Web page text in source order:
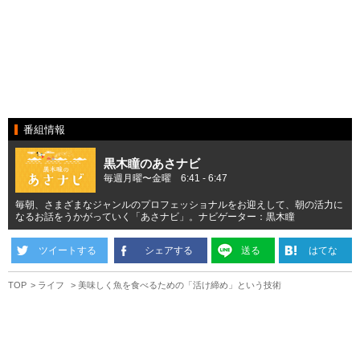
番組情報
黒木瞳のあさナビ
毎週月曜〜金曜 6:41 - 6:47
毎朝、さまざまなジャンルのプロフェッショナルをお迎えして、朝の活力に
なるお話をうかがっていく「あさナビ」。ナビゲーター：黒木瞳
ツイートする シェアする 送る はてな
TOP ライフ 美味しく魚を食べるための「活け締め」という技術